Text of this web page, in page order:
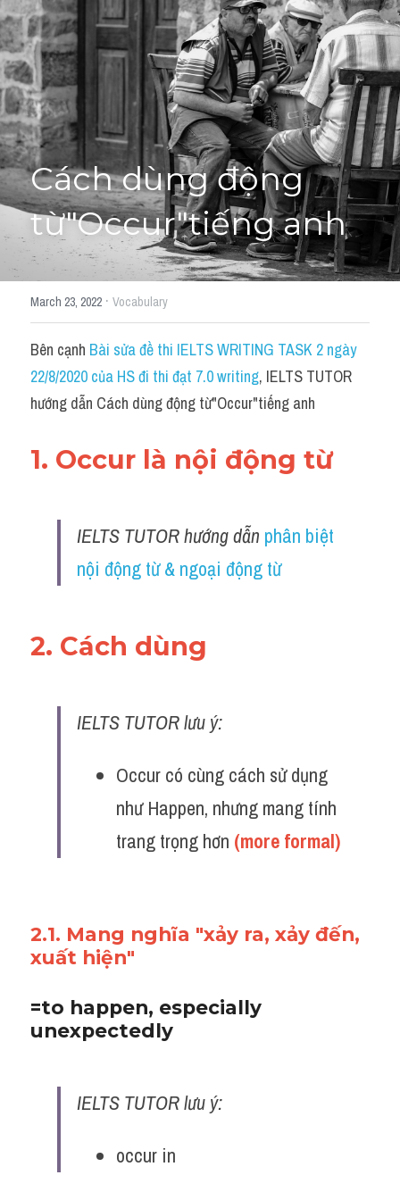
Học thử →
Cách dùng động
từ"Occur"tiếng anh
March 23, 2022 · Vocabulary
Bên cạnh Bài sửa đề thi IELTS WRITING TASK 2 ngày
22/8/2020 của HS đi thi đạt 7.0 writing, IELTS TUTOR
hướng dẫn Cách dùng động từ"Occur"tiếng anh
1. Occur là nội động từ
IELTS TUTOR hướng dẫn phân biệt
nội động từ & ngoại động từ
2. Cách dùng
IELTS TUTOR lưu ý:
Occur có cùng cách sử dụng
như Happen, nhưng mang tính
trang trọng hơn (more formal)
2.1. Mang nghĩa "xảy ra, xảy đến,
xuất hiện"
=to happen, especially
unexpectedly
IELTS TUTOR lưu ý:
occur in